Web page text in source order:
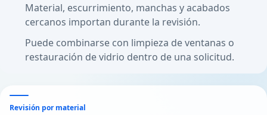
Material, escurrimiento, manchas y acabados
cercanos importan durante la revisión.
Puede combinarse con limpieza de ventanas o
restauración de vidrio dentro de una solicitud.
Revisión por material